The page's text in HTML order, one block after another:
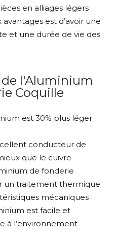
en alliages légers
est d’avoir une
et une durée de vie des
l'Aluminium
Coquille
est 30% plus léger
conducteur de
que le cuivre
de fonderie
un traitement thermique
mécaniques
est facile et
à l’environnement